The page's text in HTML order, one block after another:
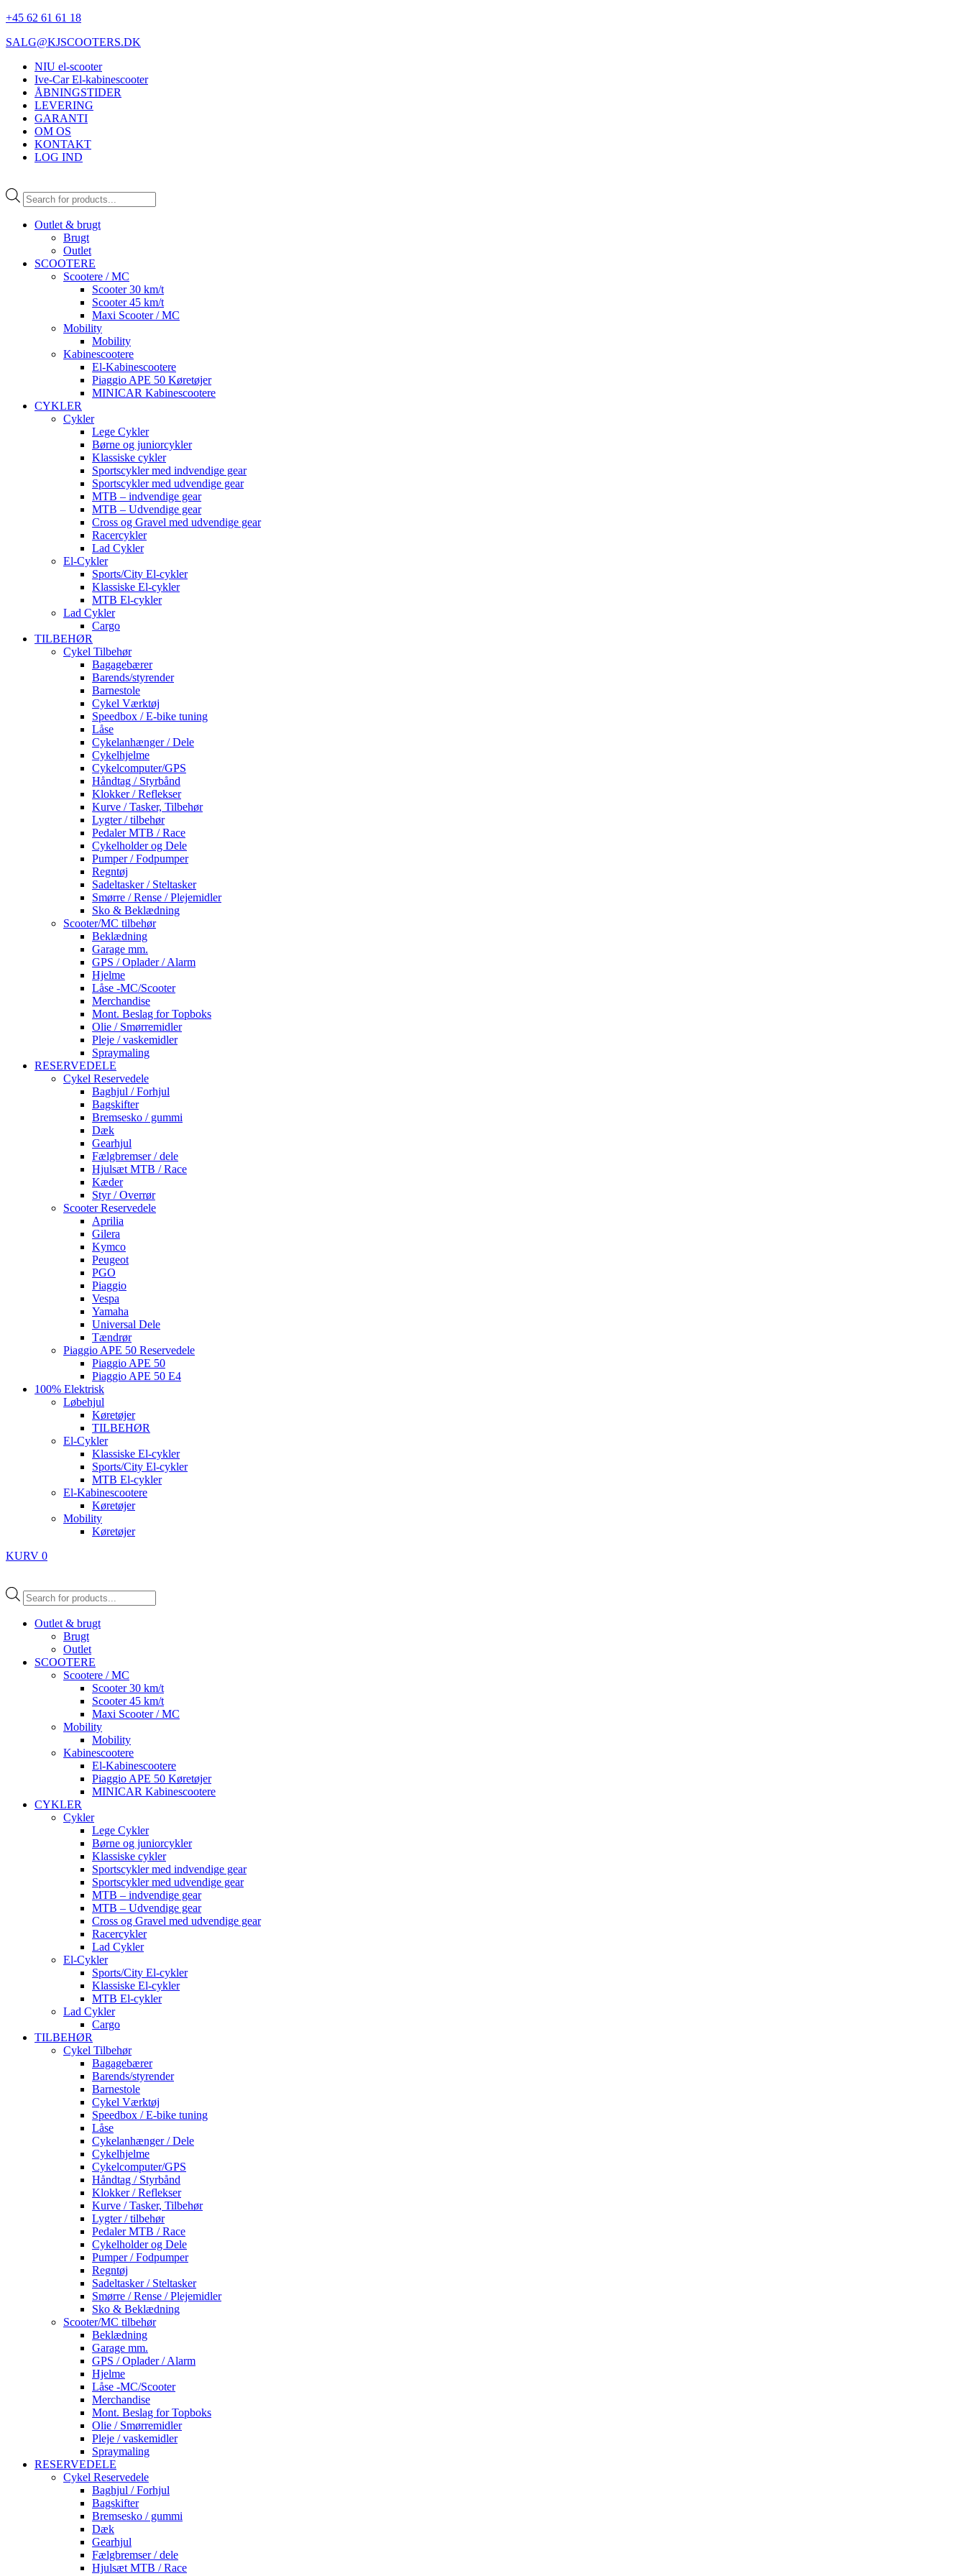
+45 62 61 61 18
SALG@KJSCOOTERS.DK
NIU el-scooter
Ive-Car El-kabinescooter
ÅBNINGSTIDER
LEVERING
GARANTI
OM OS
KONTAKT
LOG IND
Products
search
Outlet & brugt
Brugt
Outlet
SCOOTERE
Scootere / MC
Scooter 30 km/t
Scooter 45 km/t
Maxi Scooter / MC
Mobility
Mobility
Kabinescootere
El-Kabinescootere
Piaggio APE 50 Køretøjer
MINICAR Kabinescootere
CYKLER
Cykler
Lege Cykler
Børne og juniorcykler
Klassiske cykler
Sportscykler med indvendige gear
Sportscykler med udvendige gear
MTB – indvendige gear
MTB – Udvendige gear
Cross og Gravel med udvendige gear
Racercykler
Lad Cykler
El-Cykler
Sports/City El-cykler
Klassiske El-cykler
MTB El-cykler
Lad Cykler
Cargo
TILBEHØR
Cykel Tilbehør
Bagagebærer
Barends/styrender
Barnestole
Cykel Værktøj
Speedbox / E-bike tuning
Låse
Cykelanhænger / Dele
Cykelhjelme
Cykelcomputer/GPS
Håndtag / Styrbånd
Klokker / Reflekser
Kurve / Tasker, Tilbehør
Lygter / tilbehør
Pedaler MTB / Race
Cykelholder og Dele
Pumper / Fodpumper
Regntøj
Sadeltasker / Steltasker
Smørre / Rense / Plejemidler
Sko & Beklædning
Scooter/MC tilbehør
Beklædning
Garage mm.
GPS / Oplader / Alarm
Hjelme
Låse -MC/Scooter
Merchandise
Mont. Beslag for Topboks
Olie / Smørremidler
Pleje / vaskemidler
Spraymaling
RESERVEDELE
Cykel Reservedele
Baghjul / Forhjul
Bagskifter
Bremsesko / gummi
Dæk
Gearhjul
Fælgbremser / dele
Hjulsæt MTB / Race
Kæder
Styr / Overrør
Scooter Reservedele
Aprilia
Gilera
Kymco
Peugeot
PGO
Piaggio
Vespa
Yamaha
Universal Dele
Tændrør
Piaggio APE 50 Reservedele
Piaggio APE 50
Piaggio APE 50 E4
100% Elektrisk
Løbehjul
Køretøjer
TILBEHØR
El-Cykler
Klassiske El-cykler
Sports/City El-cykler
MTB El-cykler
El-Kabinescootere
Køretøjer
Mobility
Køretøjer
KURV 0
Products
search
Outlet & brugt
Brugt
Outlet
SCOOTERE
Scootere / MC
Scooter 30 km/t
Scooter 45 km/t
Maxi Scooter / MC
Mobility
Mobility
Kabinescootere
El-Kabinescootere
Piaggio APE 50 Køretøjer
MINICAR Kabinescootere
CYKLER
Cykler
Lege Cykler
Børne og juniorcykler
Klassiske cykler
Sportscykler med indvendige gear
Sportscykler med udvendige gear
MTB – indvendige gear
MTB – Udvendige gear
Cross og Gravel med udvendige gear
Racercykler
Lad Cykler
El-Cykler
Sports/City El-cykler
Klassiske El-cykler
MTB El-cykler
Lad Cykler
Cargo
TILBEHØR
Cykel Tilbehør
Bagagebærer
Barends/styrender
Barnestole
Cykel Værktøj
Speedbox / E-bike tuning
Låse
Cykelanhænger / Dele
Cykelhjelme
Cykelcomputer/GPS
Håndtag / Styrbånd
Klokker / Reflekser
Kurve / Tasker, Tilbehør
Lygter / tilbehør
Pedaler MTB / Race
Cykelholder og Dele
Pumper / Fodpumper
Regntøj
Sadeltasker / Steltasker
Smørre / Rense / Plejemidler
Sko & Beklædning
Scooter/MC tilbehør
Beklædning
Garage mm.
GPS / Oplader / Alarm
Hjelme
Låse -MC/Scooter
Merchandise
Mont. Beslag for Topboks
Olie / Smørremidler
Pleje / vaskemidler
Spraymaling
RESERVEDELE
Cykel Reservedele
Baghjul / Forhjul
Bagskifter
Bremsesko / gummi
Dæk
Gearhjul
Fælgbremser / dele
Hjulsæt MTB / Race